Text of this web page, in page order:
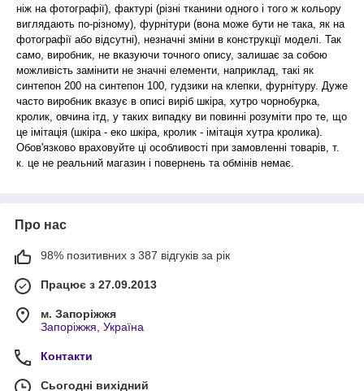
ніж на фотографії), фактурі (різні тканини одного і того ж кольору
виглядають по-різному), фурнітури (вона може бути не така, як на
фотографії або відсутні), незначні зміни в конструкції моделі. Так
само, виробник, не вказуючи точного опису, залишає за собою
можливість замінити не значні елементи, наприклад, такі як
синтепон 200 на синтепон 100, гудзики на клепки, фурнітуру. Дуже
часто виробник вказує в описі виріб шкіра, хутро чорнобурка,
кролик, овчина ітд, у таких випадку ви повинні розуміти про те, що
це імітація (шкіра - еко шкіра, кролик - імітація хутра кролика).
Обов'язково враховуйте ці особливості при замовленні товарів, т.
к. це не реальний магазин і повернень та обмінів немає.
Про нас
98% позитивних з 387 відгуків за рік
Працює з 27.09.2013
м. Запоріжжя
Запоріжжя, Україна
Контакти
Сьогодні вихідний